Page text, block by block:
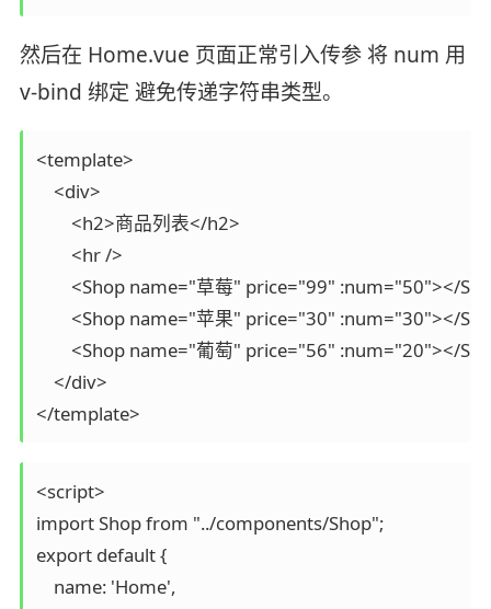
然后在 Home.vue 页面正常引入传参 将 num 用
v-bind 绑定 避免传递字符串类型。
<template>
    <div>
        <h2>商品列表</h2>
        <hr />
<Shop name="草莓" price="99" :num="50"></
<Shop name="苹果" price="30" :num="30"></
<Shop name="葡萄" price="56" :num="20"></
    </div>
</template>
<script>
import Shop from "../components/Shop";
export default {
    name: 'Home',